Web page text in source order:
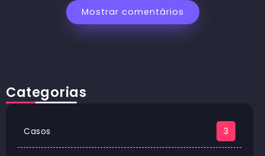
Mostrar comentários
Categorias
Casos 3